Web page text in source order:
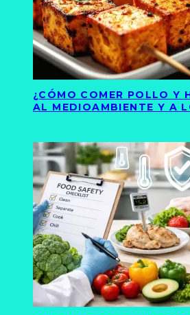
¿CÓMO COMER POLLO Y
AL MEDIOAMBIENTE Y A